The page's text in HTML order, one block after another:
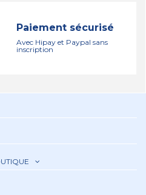
Paiement sécurisé
Avec Hipay et Paypal sans
inscription